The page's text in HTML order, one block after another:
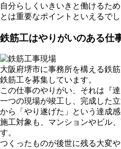
自分らしくいきいきと働けるた
とは重要なポイントといえるでし
鉄筋工はやりがいのある仕
大阪府堺市に事務所を構える鉄
鉄筋工を募集しています。
この仕事のやりがい、それは『達
一つの現場が竣工し、完成した
から「やり遂げた」という達成
施工対象も、マンションやビル
す。
つくったものが後世に残る大変